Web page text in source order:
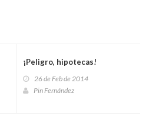
¡Peligro, hipotecas!
26 de Feb de 2014
Pin Fernández